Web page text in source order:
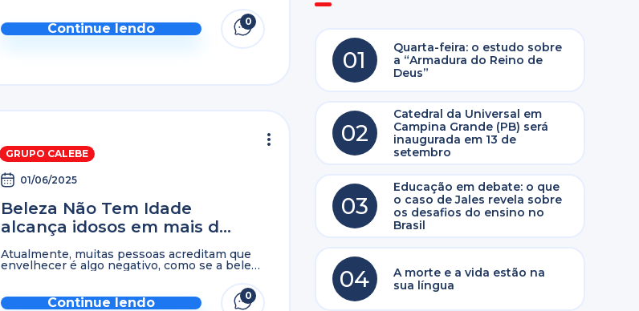
essenciais em todas ...
Continue lendo 0
GRUPO CALEBE
01/06/2025
Beleza Não Tem Idade
alcança idosos em mais de
50 países
Atualmente, muitas pessoas acreditam que
envelhecer é algo negativo, como se a beleza
representa uma ...
Continue lendo 0
01
Quarta-feira: o estudo sobre
a “Armadura do Reino de
Deus”
02
Catedral da Universal em
Campina Grande (PB) será
inaugurada em 13 de
setembro
03
Educação em debate: o que
o caso de Jales revela sobre
os desafios do ensino no
Brasil
04
A morte e a vida estão na
sua língua